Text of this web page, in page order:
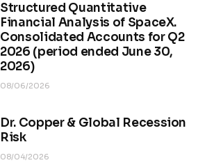
Structured Quantitative
Financial Analysis of SpaceX.
Consolidated Accounts for Q2
2026 (period ended June 30,
2026)
08/06/2026
Dr. Copper & Global Recession
Risk
08/04/2026